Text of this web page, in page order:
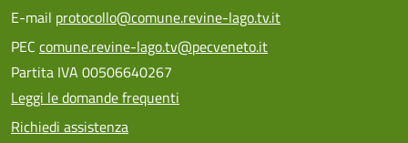
E-mail protocollo@comune.revine-lago.tv.it
PEC comune.revine-lago.tv@pecveneto.it
Partita IVA 00506640267
Leggi le domande frequenti
Richiedi assistenza